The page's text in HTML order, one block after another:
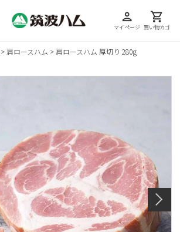
person
マイページ
shopping_cart
買い物カゴ
肩ロースハム 肩ロースハム 厚切り 280g